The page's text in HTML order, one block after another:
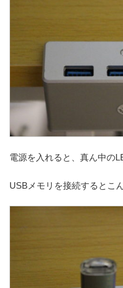
電源を入れると、真ん中の
USBメモリを接続するとこ